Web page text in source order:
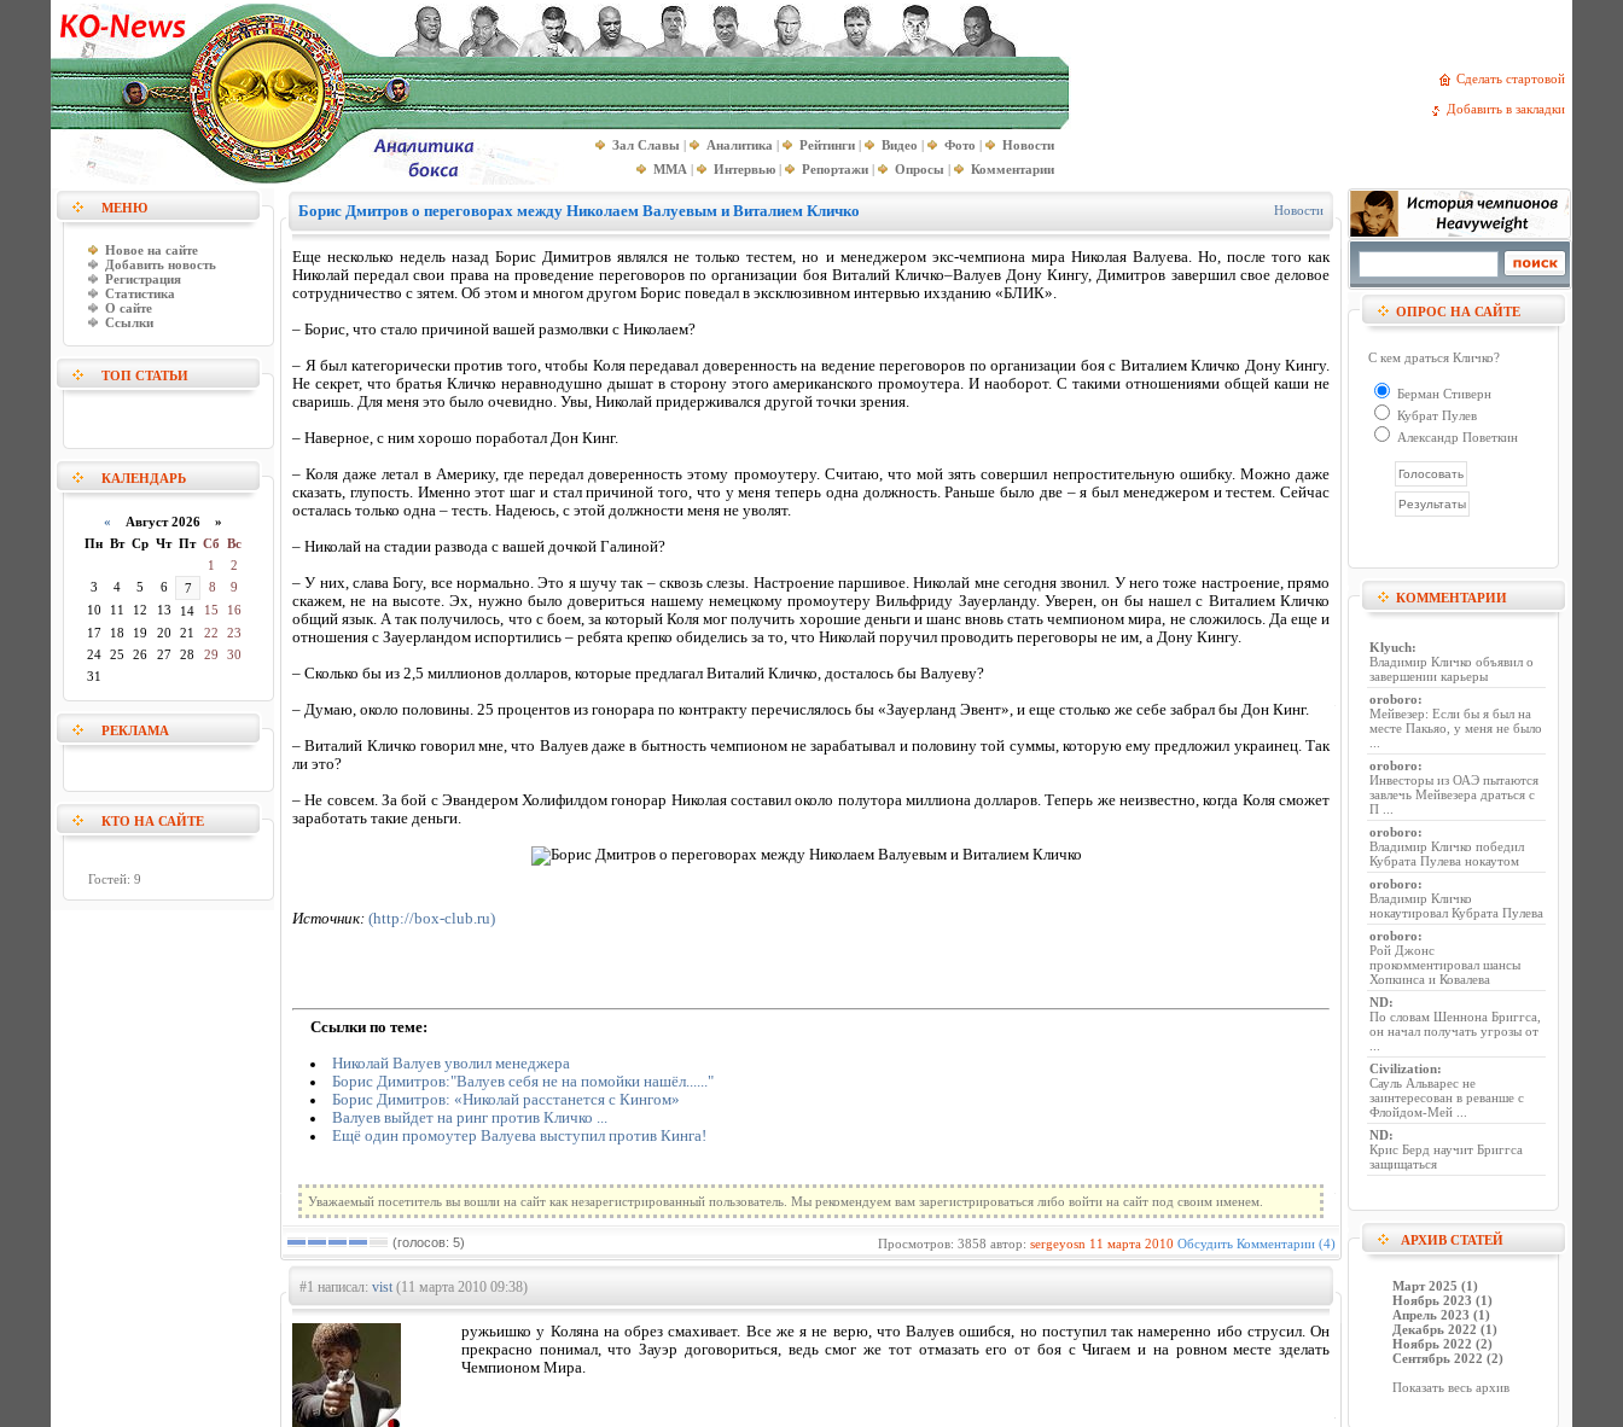
Сделать стартовой
Добавить в закладки
Зал Славы | Аналитика | Рейтинги | Видео | Фото |
Новости
MMA | Интервью | Репортажи | Опросы | Комментарии
МЕНЮ
Новое на сайте
Добавить новость
Регистрация
Статистика
О сайте
Ссылки
ТОП СТАТЬИ
КАЛЕНДАРЬ
« Август 2026 »
Пн Вт Ср Чт Пт Сб Вс
1
2
3
4 5 6 7 8
9
10
11 12 13 14 15
16
17
18 19 20 21 22
23
24
25 26 27 28 29
30
31
РЕКЛАМА
КТО НА САЙТЕ
Гостей: 9
Борис Дмитров о переговорах между Николаем Валуевым и Виталием Кличко Новости
Еще несколько недель назад Борис Димитров являлся не только тестем, но и менеджером экс-чемпиона мира Николая Валуева. Но, после того как
Николай передал свои права на проведение переговоров по организации боя Виталий Кличко–Валуев Дону Кингу, Димитров завершил свое деловое
сотрудничество с зятем. Об этом и многом другом Борис поведал в эксклюзивном интервью ихзданию «БЛИК».
– Борис, что стало причиной вашей размолвки с Николаем?
– Я был категорически против того, чтобы Коля передавал доверенность на ведение переговоров по организации боя с Виталием Кличко Дону Кингу.
Не секрет, что братья Кличко неравнодушно дышат в сторону этого американского промоутера. И наоборот. С такими отношениями общей каши не
сваришь. Для меня это было очевидно. Увы, Николай придерживался другой точки зрения.
– Наверное, с ним хорошо поработал Дон Кинг.
– Коля даже летал в Америку, где передал доверенность этому промоутеру. Считаю, что мой зять совершил непростительную ошибку. Можно даже
сказать, глупость. Именно этот шаг и стал причиной того, что у меня теперь одна должность. Раньше было две – я был менеджером и тестем. Сейчас
осталась только одна – тесть. Надеюсь, с этой должности меня не уволят.
– Николай на стадии развода с вашей дочкой Галиной?
– У них, слава Богу, все нормально. Это я шучу так – сквозь слезы. Настроение паршивое. Николай мне сегодня звонил. У него тоже настроение, прямо
скажем, не на высоте. Эх, нужно было довериться нашему немецкому промоутеру Вильфриду Зауерланду. Уверен, он бы нашел с Виталием Кличко
общий язык. А так получилось, что с боем, за который Коля мог получить хорошие деньги и шанс вновь стать чемпионом мира, не сложилось. Да еще и
отношения с Зауерландом испортились – ребята крепко обиделись за то, что Николай поручил проводить переговоры не им, а Дону Кингу.
– Сколько бы из 2,5 миллионов долларов, которые предлагал Виталий Кличко, досталось бы Валуеву?
– Думаю, около половины. 25 процентов из гонорара по контракту перечислялось бы «Зауерланд Эвент», и еще столько же себе забрал бы Дон Кинг.
– Виталий Кличко говорил мне, что Валуев даже в бытность чемпионом не зарабатывал и половину той суммы, которую ему предложил украинец. Так
ли это?
– Не совсем. За бой с Эвандером Холифилдом гонорар Николая составил около полутора миллиона долларов. Теперь же неизвестно, когда Коля сможет
заработать такие деньги.
Источник: (http://box-club.ru)
Ссылки по теме:
Николай Валуев уволил менеджера
Борис Димитров:"Валуев себя не на помойки нашёл......"
Борис Димитров: «Николай расстанется с Кингом»
Валуев выйдет на ринг против Кличко ...
Ещё один промоутер Валуева выступил против Кинга!
Уважаемый посетитель вы вошли на сайт как незарегистрированный пользователь. Мы рекомендуем вам зарегистрироваться либо войти на сайт под своим именем.
(голосов: 5) Просмотров: 3858 автор: sergeyosn 11 марта 2010 Обсудить Комментарии (4)
#1 написал: vist(11 марта 2010 09:38)
ружьишко у Коляна на обрез смахивает. Все же я не верю, что Валуев ошибся, но поступил так намеренно ибо струсил. Он
прекрасно понимал, что Зауэр договориться, ведь смог же тот отмазать его от боя с Чигаем и на ровном месте зделать
Чемпионом Мира.
ОПРОС НА САЙТЕ
С кем драться Кличко?
Берман Стиверн
Кубрат Пулев
Александр Поветкин
КОММЕНТАРИИ
Klyuch:
Владимир Кличко объявил о
завершении карьеры
oroboro:
Мейвезер: Если бы я был на
месте Пакьяо, у меня не было
oroboro:
Инвесторы из ОАЭ пытаются
завлечь Мейвезера драться с
П ...
oroboro:
Владимир Кличко победил
Кубрата Пулева нокаутом
oroboro:
Владимир Кличко
нокаутировал Кубрата Пулева
oroboro:
Рой Джонс
прокомментировал шансы
Хопкинса и Ковалева
ND:
По словам Шеннона Бриггса,
он начал получать угрозы от
Civilization:
Сауль Альварес не
заинтересован в реванше с
Флойдом-Мей ...
ND:
Крис Берд научит Бриггса
защищаться
АРХИВ СТАТЕЙ
Март 2025 (1)
Ноябрь 2023 (1)
Апрель 2023 (1)
Декабрь 2022 (1)
Ноябрь 2022 (2)
Сентябрь 2022 (2)
Показать весь архив